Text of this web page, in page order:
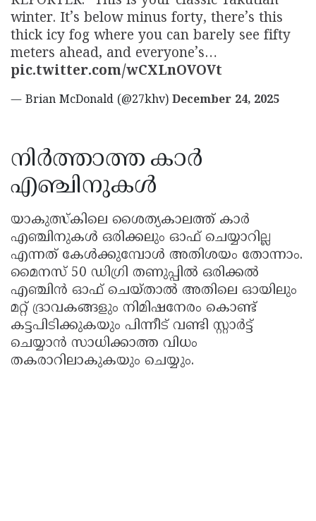
winter. It’s below minus forty, there’s this
thick icy fog where you can barely see fifty
meters ahead, and everyone’s…
pic.twitter.com/wCXLnOVOVt
— Brian McDonald (@27khv) December 24, 2025
നിർത്താത്ത കാർ
എഞ്ചിനുകൾ
യാകുത്സ്കിലെ ശൈത്യകാലത്ത് കാർ
എഞ്ചിനുകൾ ഒരിക്കലും ഓഫ് ചെയ്യാറില്ല
എന്നത് കേൾക്കുമ്പോൾ അതിശയം തോന്നാം.
മൈനസ് 50 ഡിഗ്രി തണുപ്പിൽ ഒരിക്കൽ
എഞ്ചിൻ ഓഫ് ചെയ്താൽ അതിലെ ഓയിലും
മറ്റ് ദ്രാവകങ്ങളും നിമിഷനേരം കൊണ്ട്
കട്ടപിടിക്കുകയും പിന്നീട് വണ്ടി സ്റ്റാർട്ട്
ചെയ്യാൻ സാധിക്കാത്ത വിധം
തകരാറിലാകുകയും ചെയ്യും.